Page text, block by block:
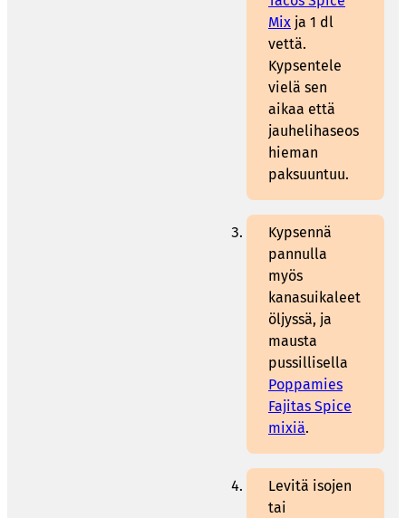
Mix ja 1 dl
vettä.
Kypsentele
vielä sen
aikaa että
jauhelihaseos
hieman
paksuuntuu.
Kypsennä
pannulla
myös
kanasuikaleet
öljyssä, ja
mausta
pussillisella
Poppamies
Fajitas Spice
mixiä.
Levitä isojen
tai